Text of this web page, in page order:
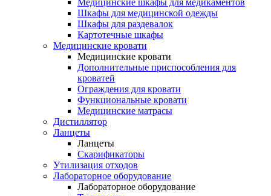
Медицинские шкафы для медикаментов
Шкафы для медицинской одежды
Шкафы для раздевалок
Картотечные шкафы
Медицинские кровати
Медицинские кровати
Дополнительные приспособления для
кроватей
Ограждения для кровати
Функциональные кровати
Медицинские матрасы
Дистиллятор
Ланцеты
Ланцеты
Скарификаторы
Утилизация отходов
Лабораторное оборудование
Лабораторное оборудование